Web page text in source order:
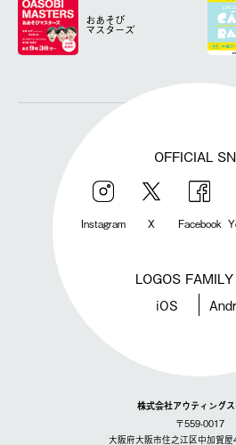
おあそび
マスターズ
OFFICIAL
Instagram X Facebook
LOGOS
iOS
株式会社アウティング
〒559-0017
大阪府大阪市住之江区中加賀